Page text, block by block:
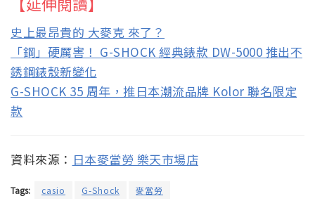
史上最昂貴的 大麥克 來了？
「鋼」硬厲害！ G-SHOCK 經典錶款 DW-5000 推出不
銹鋼錶殼新變化
G-SHOCK 35 周年，推日本潮流品牌 Kolor 聯名限定
款
資料來源： 日本麥當勞 樂天市場店
Tags: casio G-Shock 麥當勞